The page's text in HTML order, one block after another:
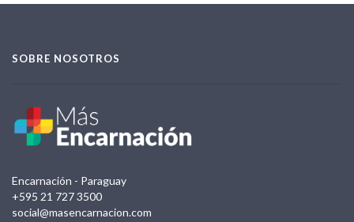
SOBRE NOSOTROS
Encarnación - Paraguay
+595 21 727 3500
social@masencarnacion.com